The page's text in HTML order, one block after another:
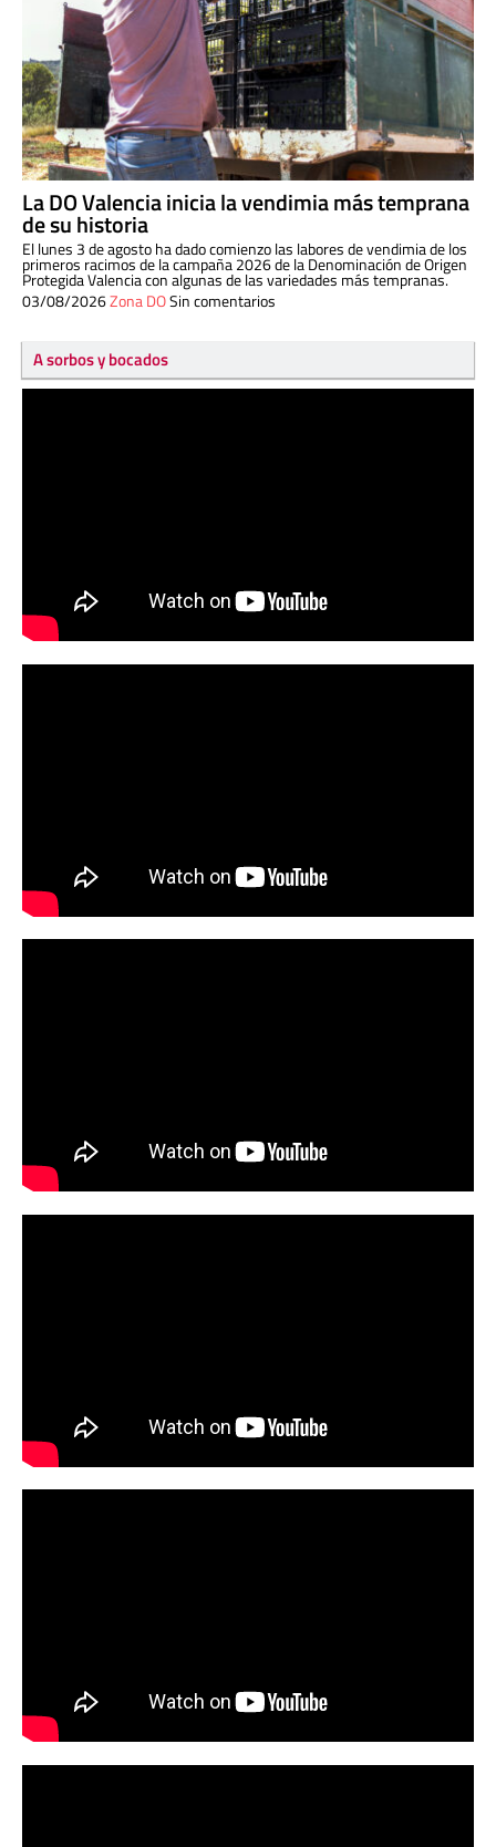
La DO Valencia inicia la vendimia más temprana
de su historia
El lunes 3 de agosto ha dado comienzo las labores de vendimia de los
primeros racimos de la campaña 2026 de la Denominación de Origen
Protegida Valencia con algunas de las variedades más tempranas.
03/08/2026Zona DOSin comentarios
A sorbos y bocados